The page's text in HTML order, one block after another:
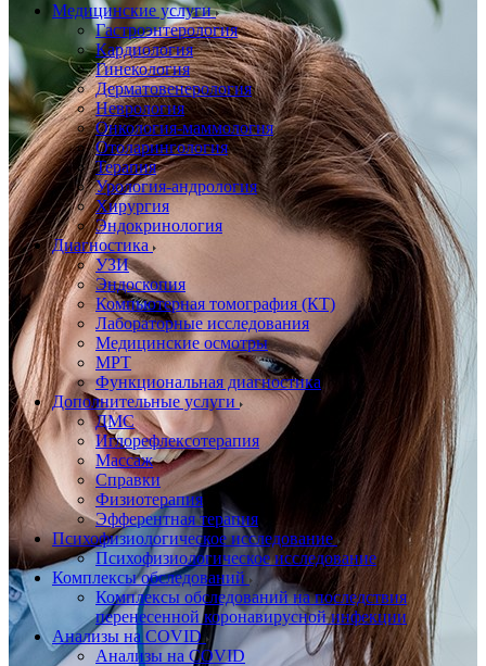
Медицинские услуги
Гастроэнтерология
Кардиология
Гинекология
Дерматовенерология
Неврология
Онкология-маммология
Отоларингология
Терапия
Урология-андрология
Хирургия
Эндокринология
Диагностика
УЗИ
Эндоскопия
Компьютерная томография (КТ)
Лабораторные исследования
Медицинские осмотры
МРТ
Функциональная диагностика
Дополнительные услуги
ДМС
Иглорефлексотерапия
Массаж
Справки
Физиотерапия
Эфферентная терапия
Психофизиологическое исследование
Психофизиологическое исследование
Комплексы обследований
Комплексы обследований на последствия
перенесенной коронавирусной инфекции
Анализы на COVID
Анализы на COVID